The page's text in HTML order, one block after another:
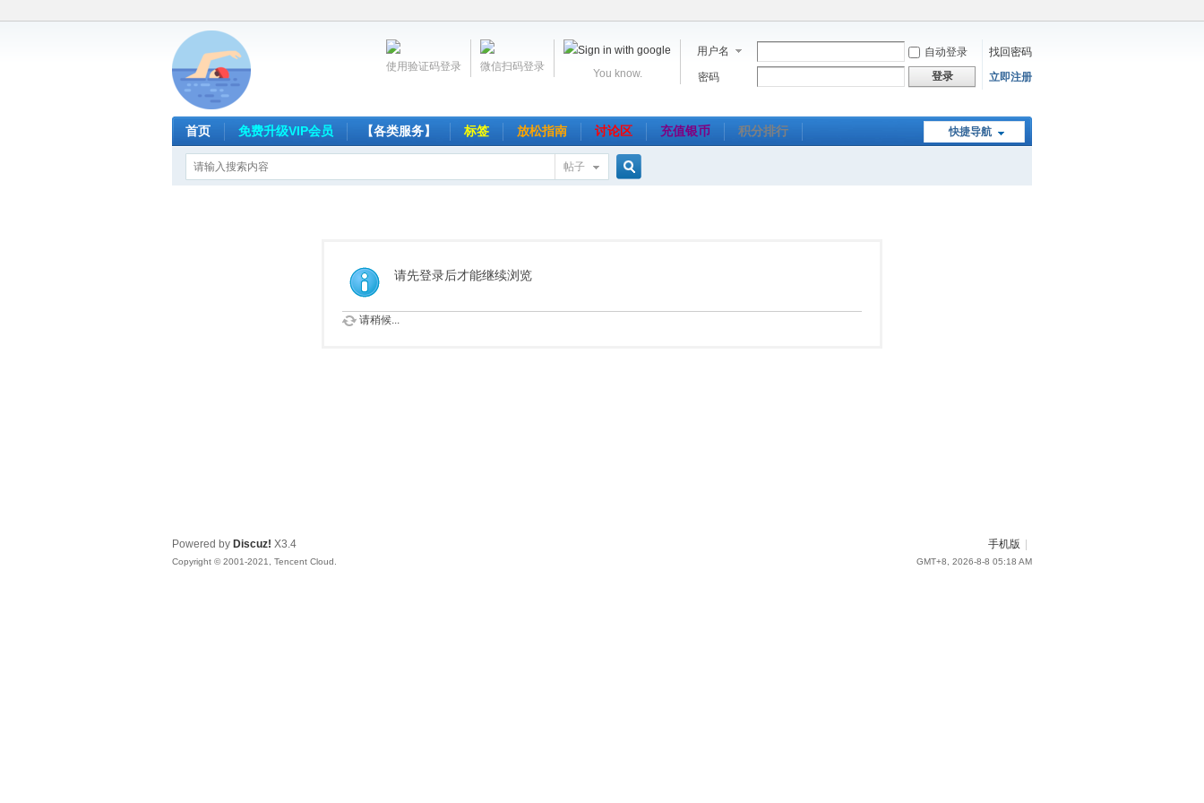
用户名 自动登录
找回密码
密码
登录 立即注册
You know.
微信扫码登录
使用验证码登录
快捷导航
首页 免费升级VIP会员 【各类服务】 标签 放松指南 讨论区 充值银币 积分排行
帖子
请先登录后才能继续浏览
请稍候...
手机版
GMT+8, 2026-8-8 05:18 AM
Powered by Discuz! X3.4
Copyright © 2001-2021, Tencent Cloud.